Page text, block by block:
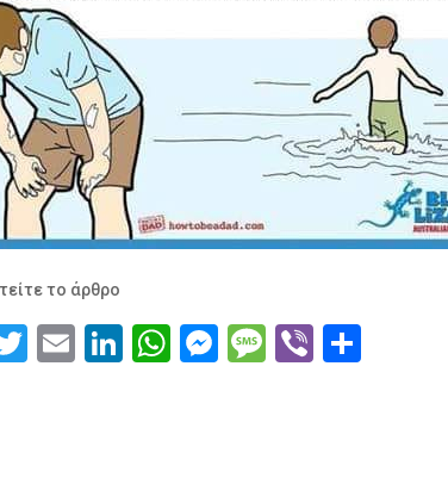
το άρθρο
Twitter
EmailLinkedIn
WhatsApp
Messenger
Message
Viber